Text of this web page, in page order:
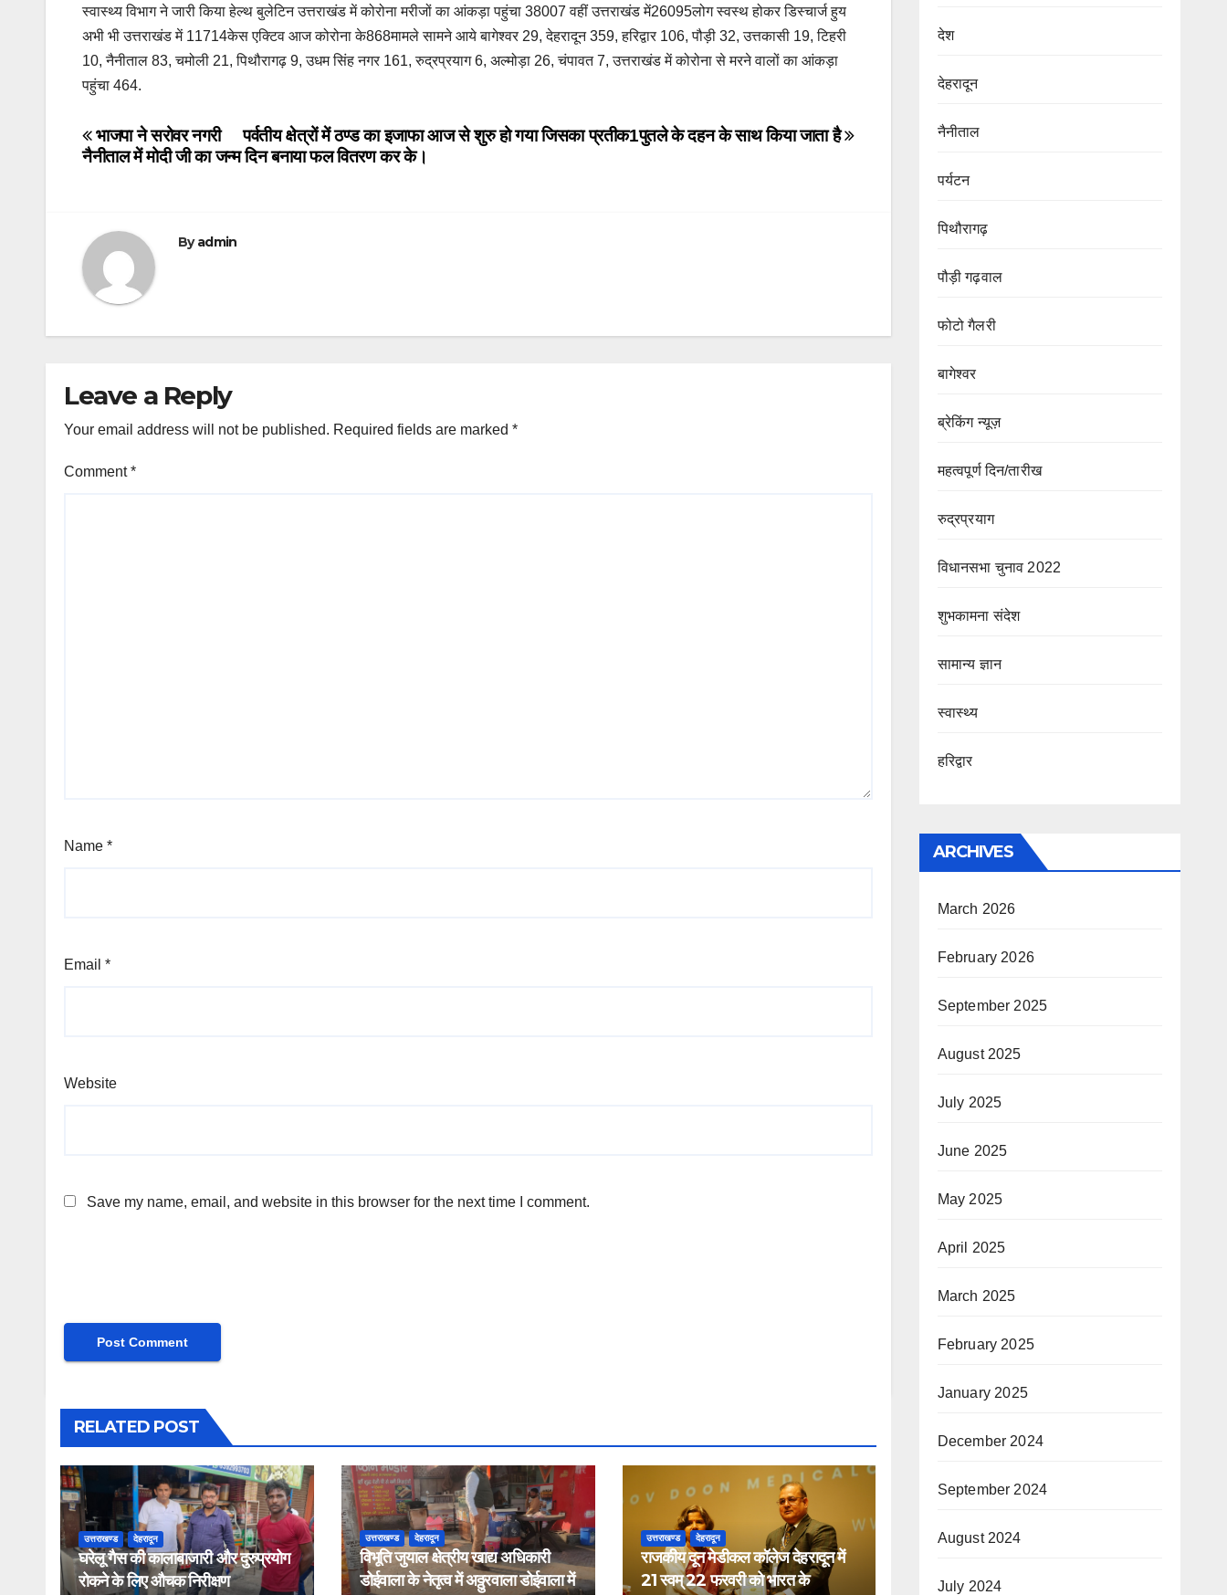
स्वास्थ्य विभाग ने जारी किया हेल्थ बुलेटिन उत्तराखंड में कोरोना मरीजों का आंकड़ा पहुंचा 38007 वहीं उत्तराखंड में26095लोग स्वस्थ होकर डिस्चार्ज हुय
अभी भी उत्तराखंड में 11714केस एक्टिव आज कोरोना के868मामले सामने आये बागेश्वर 29, देहरादून 359, हरिद्वार 106, पौड़ी 32, उत्तकासी 19, टिहरी
10, नैनीताल 83, चमोली 21, पिथौरागढ़ 9, उधम सिंह नगर 161, रुद्रप्रयाग 6, अल्मोड़ा 26, चंपावत 7, उत्तराखंड में कोरोना से मरने वालों का आंकड़ा
पहुंचा 464.
Post
navigation
पर्वतीय क्षेत्रों में ठण्ड का इजाफा आज से शुरु हो गया जिसका प्रतीक1पुतले के दहन के साथ किया जाता है
भाजपा ने सरोवर नगरी
नैनीताल में मोदी जी का जन्म दिन बनाया फल वितरण कर के।
Byadmin
Leave a Reply
Your email address will not be published. Required fields are marked *
Comment*
Name *
Email *
Website
Save my name, email, and website in this browser for the next time I comment.
RELATED POST
उत्तराखण्ड देहरादून
घरेलू गैस की कालाबाजारी और दुरुप्रयोग
रोकने के लिए औचक निरीक्षण
उत्तराखण्ड देहरादून
विभूति जुयाल क्षेत्रीय खाद्य अधिकारी
डोईवाला के नेतृत्व में अठ्ठुरवाला डोईवाला में
उत्तराखण्ड देहरादून
राजकीय दून मेडीकल कॉलेज देहरादून में
21 स्वम् 22 फरवरी को भारत के
देश
देहरादून
नैनीताल
पर्यटन
पिथौरागढ़
पौड़ी गढ़वाल
फोटो गैलरी
बागेश्वर
ब्रेकिंग न्यूज़
महत्वपूर्ण दिन/तारीख
रुद्रप्रयाग
विधानसभा चुनाव 2022
शुभकामना संदेश
सामान्य ज्ञान
स्वास्थ्य
हरिद्वार
ARCHIVES
March 2026
February 2026
September 2025
August 2025
July 2025
June 2025
May 2025
April 2025
March 2025
February 2025
January 2025
December 2024
September 2024
August 2024
July 2024